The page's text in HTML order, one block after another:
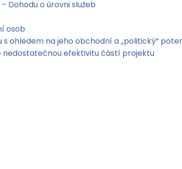
Dohodu o úrovni služeb
osob
ohledem na jeho obchodní a „politický“
nedostatečnou efektivitu částí projektu